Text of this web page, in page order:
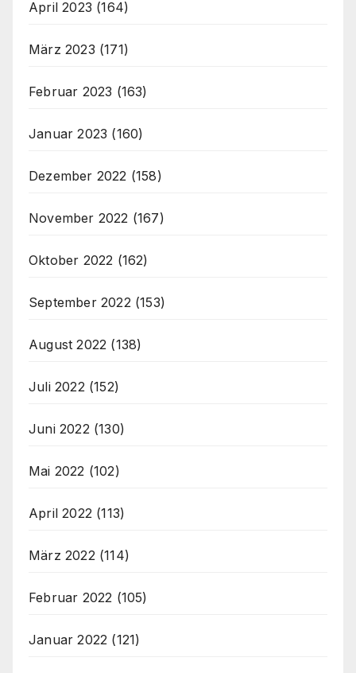
April 2023 (164)
März 2023 (171)
Februar 2023 (163)
Januar 2023 (160)
Dezember 2022 (158)
November 2022 (167)
Oktober 2022 (162)
September 2022 (153)
August 2022 (138)
Juli 2022 (152)
Juni 2022 (130)
Mai 2022 (102)
April 2022 (113)
März 2022 (114)
Februar 2022 (105)
Januar 2022 (121)